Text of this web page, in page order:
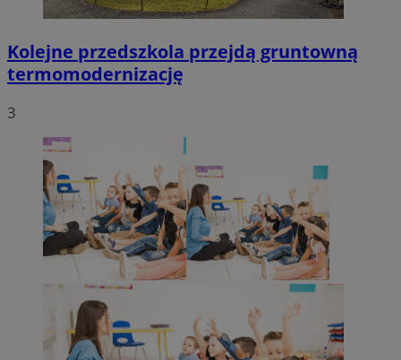
Kolejne przedszkola przejdą gruntowną
termomodernizację
3